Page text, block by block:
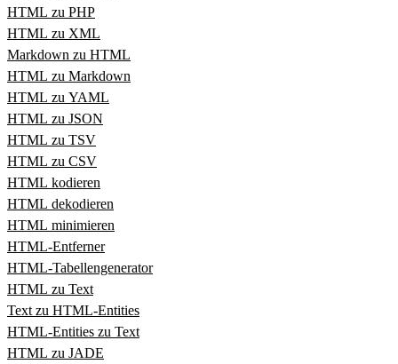
HTML zu PHP
HTML zu XML
Markdown zu HTML
HTML zu Markdown
HTML zu YAML
HTML zu JSON
HTML zu TSV
HTML zu CSV
HTML kodieren
HTML dekodieren
HTML minimieren
HTML‑Entferner
HTML‑Tabellengenerator
HTML zu Text
Text zu HTML‑Entities
HTML‑Entities zu Text
HTML zu JADE